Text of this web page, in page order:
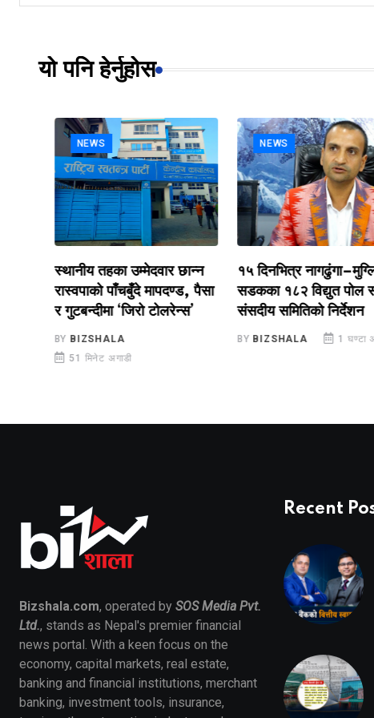
यो पनि हेर्नुहोस
NEWS
स्थानीय तहका उम्मेदवार छान्न
रास्वपाको पाँचबुँदे मापदण्ड, पैसा
र गुटबन्दीमा ‘जिरो टोलरेन्स’
BIZSHALA
51 मिनेट अगाडी
NEWS
१५ दिनभित्र नागढुंगा–मुग्लिङ
सडकका १८२ विद्युत पोल सार्न
संसदीय समितिको निर्देशन
BIZSHALA 1 घण्टा
Bizshala.com, operated by SOS Media Pvt.
Ltd., stands as Nepal's premier financial
news portal. With a keen focus on the
economy, capital markets, real estate,
banking and financial institutions, merchant
banking, investment tools, insurance,
Recent